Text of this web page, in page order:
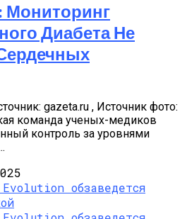
Мониторинг
Диабета Не
gazeta.ru , Источник фото:
команда ученых-медиков
контроль за уровнями